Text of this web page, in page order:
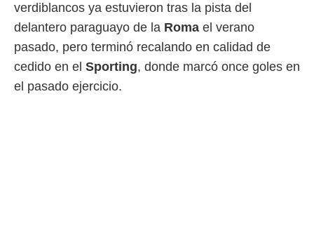
a lo que
Para
su
u
datos
verdiblancos ya estuvieron tras la pista del
delantero paraguayo de la Roma el verano
pasado, pero terminó recalando en calidad de
cedido en el Sporting, donde marcó once goles en
el pasado ejercicio.